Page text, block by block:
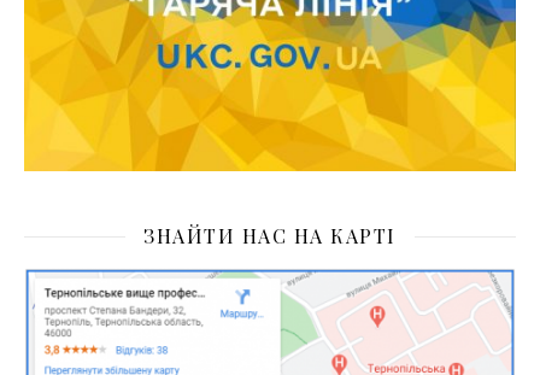
ЗНАЙТИ НАС НА КАРТІ